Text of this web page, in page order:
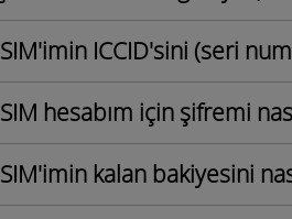
ICCID'sini (seri
hesabım için şifremi
kalan bakiyesini